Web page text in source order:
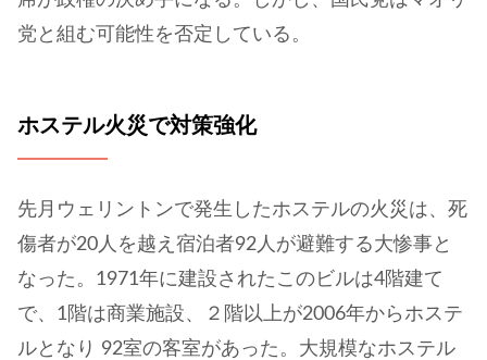
党と組む可能性を否定している。
ホステル火災で対策強化
先月ウェリントンで発生したホステルの火災は、死
傷者が20人を越え宿泊者92人が避難する大惨事と
なった。1971年に建設されたこのビルは4階建て
で、1階は商業施設、２階以上が2006年からホステ
ルとなり 92室の客室があった。大規模なホステル